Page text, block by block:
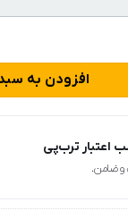
عدد
افزودن به
اعتبار ترب‌پی